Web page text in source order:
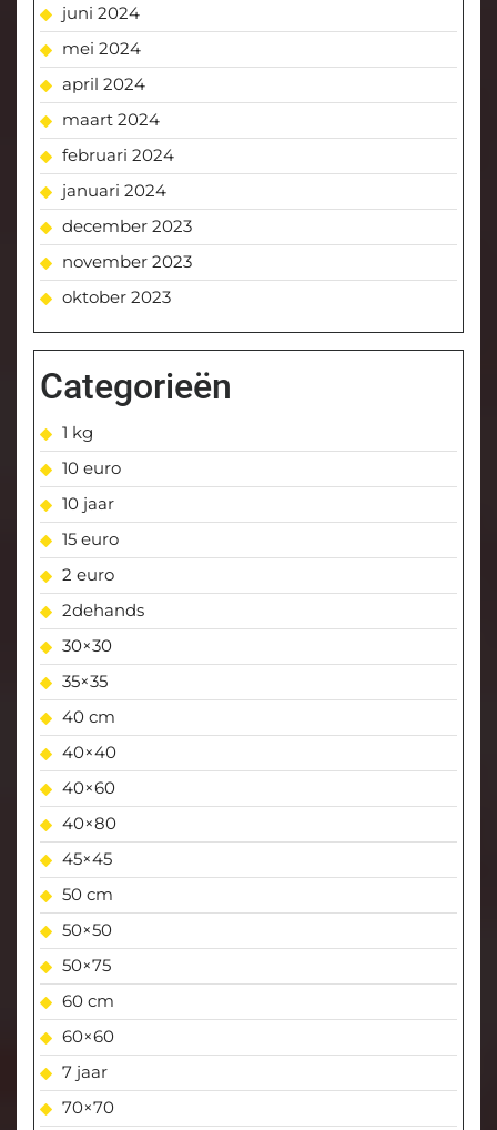
juni 2024
mei 2024
april 2024
maart 2024
februari 2024
januari 2024
december 2023
november 2023
oktober 2023
Categorieën
1 kg
10 euro
10 jaar
15 euro
2 euro
2dehands
30×30
35×35
40 cm
40×40
40×60
40×80
45×45
50 cm
50×50
50×75
60 cm
60×60
7 jaar
70×70